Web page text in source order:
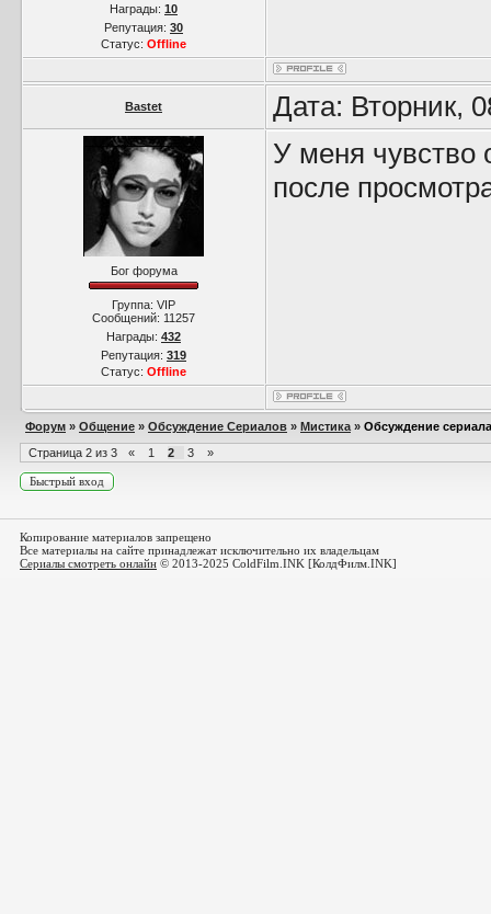
Награды: 10
Репутация: 30
Статус: Offline
Bastet Дата: Вторник,
Бог форума
Группа: VIP
Сообщений: 11257
Награды: 432
Репутация: 319
Статус: Offline
У меня чувство
после
Форум » Общение » Обсуждение Сериалов » Мистика » Обсуждение
Страница 2 из 3 « 1 2 3 »
Копирование материалов запрещено
Все материалы на сайте принадлежат исключительно их владельцам
Сериалы смотреть онлайн © 2013-2025 ColdFilm.INK [КолдФилм.INK]